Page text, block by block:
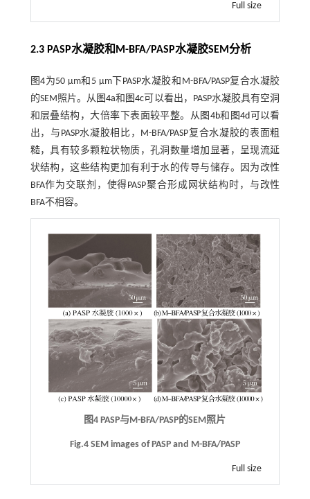
Full size
2.3 PASP水凝胶和M-BFA/PASP水凝胶SEM分析
图4为50 μm和5 μm下PASP水凝胶和M-BFA/PASP复合水凝胶
的SEM照片。从图4a和 图4c可以看出，PASP水凝胶具有空洞
和层叠结构，大倍率下表面较平整。从图4b和 图4d 可以看
出，与PASP水凝胶相比，M-BFA/PASP复合水凝胶的表面粗
糙，具有较多颗粒状物质，孔洞数量增加显著，呈现流延
状结构，这些结构更加有利于水的传导与储存。因为改性
BFA作为交联剂，使得PASP聚合形成网状结构时，与改性
BFA不相容。
图4 PASP与M-BFA/PASP的SEM照片
Fig.4 SEM images of PASP and M-BFA/PASP
Full size